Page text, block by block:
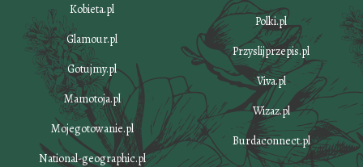
Kobieta.pl
Glamour.pl
Gotujmy.pl
Mamotoja.pl
Mojegotowanie.pl
National-geographic.pl
Polki.pl
Przyslijprzepis.pl
Viva.pl
Wizaz.pl
Burdaconnect.pl